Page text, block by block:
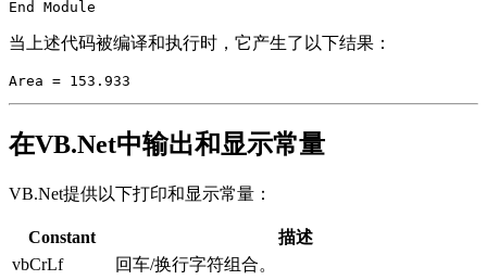
当上述代码被编译和执行时，它产生了以下结果：
在VB.Net中输出和显示常量
VB.Net提供以下打印和显示常量：
Constant
描述
vbCrLf
回车/换行字符组合。